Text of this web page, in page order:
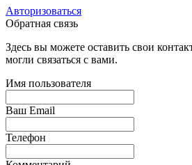
Авторизоваться
Обратная связь
Здесь вы можете оставить свои
могли связаться с вами.
Имя пользователя
Ваш Email
Телефон